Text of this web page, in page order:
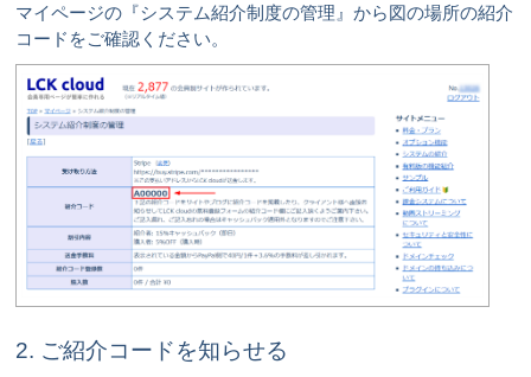
マイページの『システム紹介制度の管理』から図の場所の紹介
コードをご確認ください。
2. ご紹介コードを知らせる